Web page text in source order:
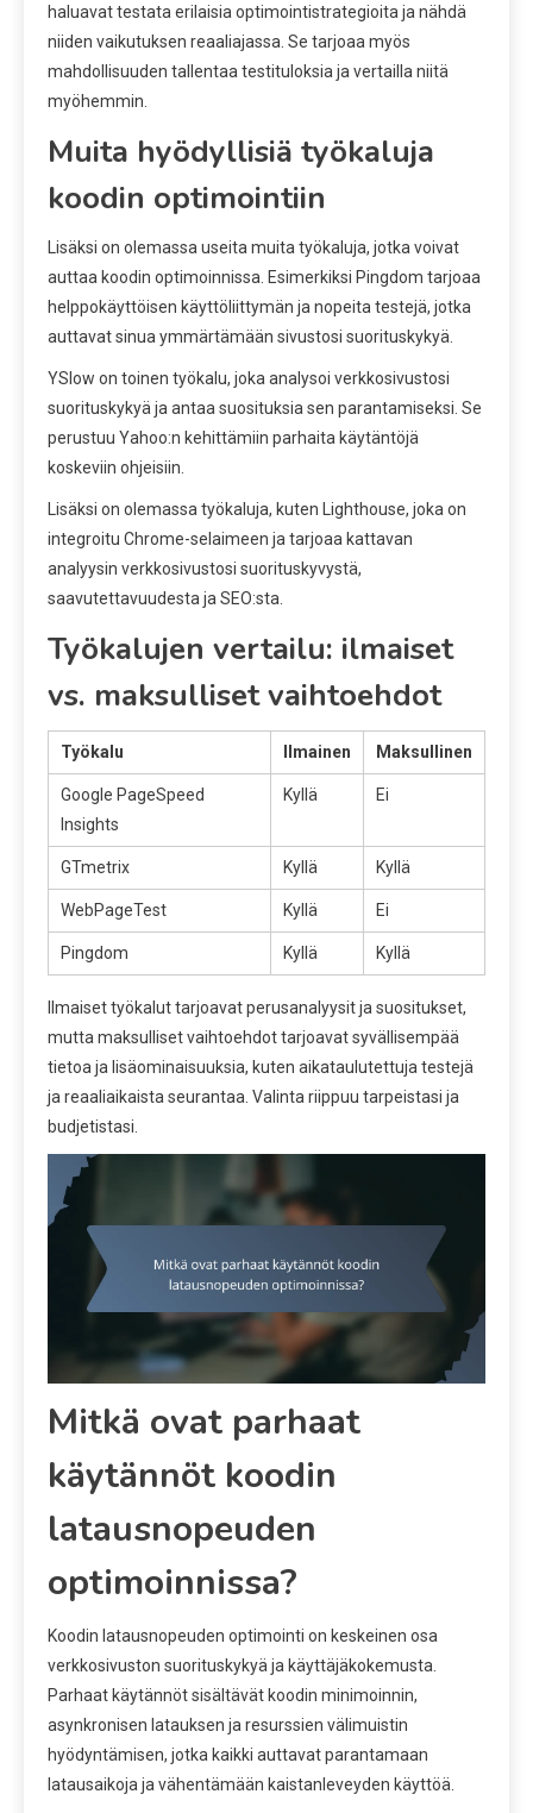
haluavat testata erilaisia optimointistrategioita ja nähdä
niiden vaikutuksen reaaliajassa. Se tarjoaa myös
mahdollisuuden tallentaa testituloksia ja vertailla niitä
myöhemmin.
Muita hyödyllisiä työkaluja
koodin optimointiin
Lisäksi on olemassa useita muita työkaluja, jotka voivat
auttaa koodin optimoinnissa. Esimerkiksi Pingdom tarjoaa
helppokäyttöisen käyttöliittymän ja nopeita testejä, jotka
auttavat sinua ymmärtämään sivustosi suorituskykyä.
YSlow on toinen työkalu, joka analysoi verkkosivustosi
suorituskykyä ja antaa suosituksia sen parantamiseksi. Se
perustuu Yahoo:n kehittämiin parhaita käytäntöjä
koskeviin ohjeisiin.
Lisäksi on olemassa työkaluja, kuten Lighthouse, joka on
integroitu Chrome-selaimeen ja tarjoaa kattavan
analyysin verkkosivustosi suorituskyvystä,
saavutettavuudesta ja SEO:sta.
Työkalujen vertailu: ilmaiset
vs. maksulliset vaihtoehdot
Työkalu Ilmainen Maksullinen
Google PageSpeed
Insights
Kyllä Ei
GTmetrix Kyllä Kyllä
WebPageTest Kyllä Ei
Pingdom Kyllä Kyllä
Ilmaiset työkalut tarjoavat perusanalyysit ja suositukset,
mutta maksulliset vaihtoehdot tarjoavat syvällisempää
tietoa ja lisäominaisuuksia, kuten aikataulutettuja testejä
ja reaaliaikaista seurantaa. Valinta riippuu tarpeistasi ja
budjetistasi.
Mitkä ovat parhaat
käytännöt koodin
latausnopeuden
optimoinnissa?
Koodin latausnopeuden optimointi on keskeinen osa
verkkosivuston suorituskykyä ja käyttäjäkokemusta.
Parhaat käytännöt sisältävät koodin minimoinnin,
asynkronisen latauksen ja resurssien välimuistin
hyödyntämisen, jotka kaikki auttavat parantamaan
latausaikoja ja vähentämään kaistanleveyden käyttöä.